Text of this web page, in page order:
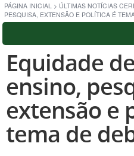
PÁGINA INICIAL > ÚLTIMAS NOTÍCIAS
PESQUISA, EXTENSÃO E POLÍTICA É
Equidade
ensino,
extensão e
tema de